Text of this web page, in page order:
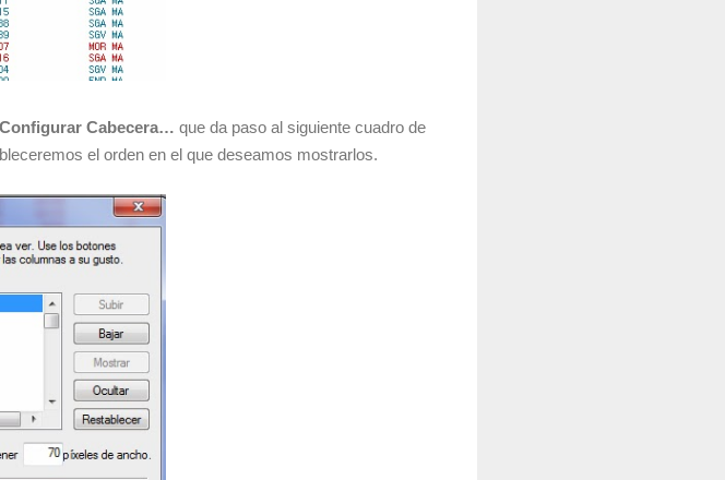
Configurar Cabecera… que da paso al siguiente cuadro de
el orden en el que deseamos mostrarlos.